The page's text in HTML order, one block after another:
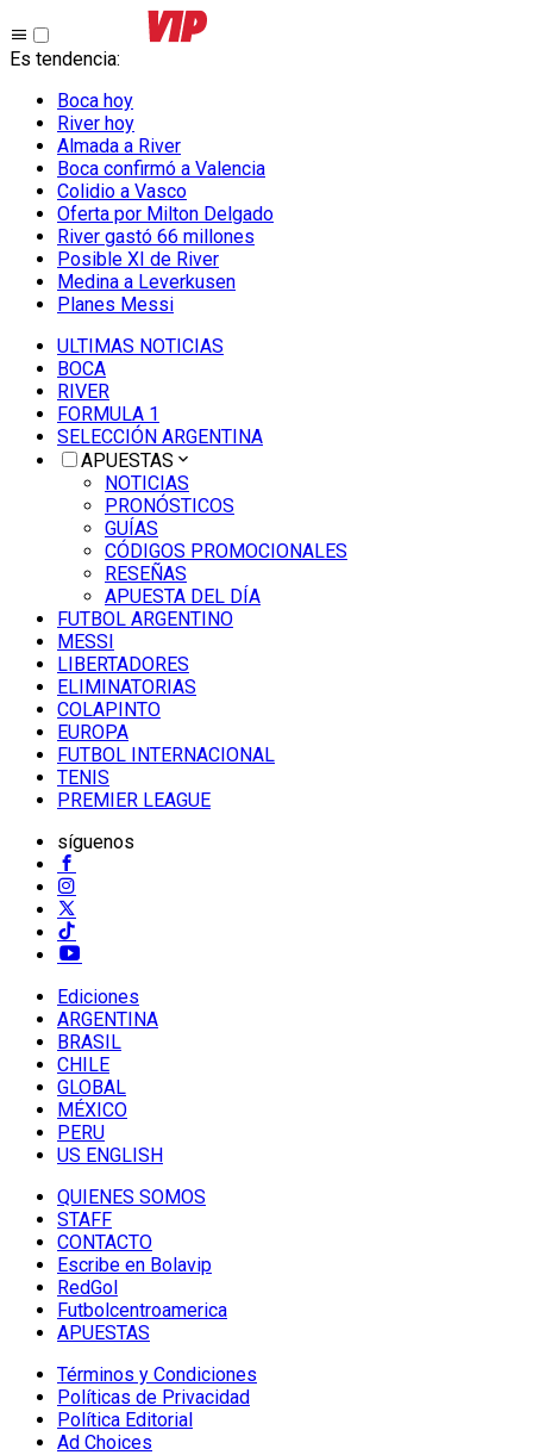
Es tendencia:
Boca hoy
River hoy
Almada a River
Boca confirmó a Valencia
Colidio a Vasco
Oferta por Milton Delgado
River gastó 66 millones
Posible XI de River
Medina a Leverkusen
Planes Messi
ULTIMAS NOTICIAS
BOCA
RIVER
FORMULA 1
SELECCIÓN ARGENTINA
APUESTAS
NOTICIAS
PRONÓSTICOS
GUÍAS
CÓDIGOS PROMOCIONALES
RESEÑAS
APUESTA DEL DÍA
FUTBOL ARGENTINO
MESSI
LIBERTADORES
ELIMINATORIAS
COLAPINTO
EUROPA
FUTBOL INTERNACIONAL
TENIS
PREMIER LEAGUE
síguenos
Ediciones
ARGENTINA
BRASIL
CHILE
GLOBAL
MÉXICO
PERU
US ENGLISH
QUIENES SOMOS
STAFF
CONTACTO
Escribe en Bolavip
RedGol
Futbolcentroamerica
APUESTAS
Términos y Condiciones
Políticas de Privacidad
Política Editorial
Ad Choices